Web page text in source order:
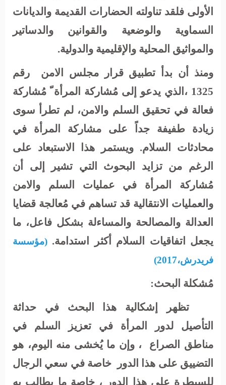
الأولى فلقد تناولته الحضارات القديمة والديانات
السماوية والوضعية والقوانين والدساتير
والمواثيق المحلية والإقليمية والدولية.
ومنذ أن بدأ تطبيق قرار مجلس الامن
رقم
1325 ،الذي يدعو إلى مُشاركة المرأة ّ مُشاركة
فعالة في تحقيق السلم والامن، لم تطرأ سوى
زيادة طفيفة جداً على مشاركة المرأة في
محادثات السلام. ويستمر هذا الاستبعاد على
الرغم من تزايد البحوث التي تشير إلى أن
مُشاركة المرأة في عمليات السلم والامن
والعمليات الانتقالية قد تساهم في مُعالجة قضايا
العدالة والمصالحة والمساءلة بشكل فاعل، ما
يجعل اتفاقيات السلام أكثر استدامة. (مؤسسة
فريدرش،2017)
مُشكلة البحث:
تظهر إشكالية هذا البحث في حداثة
التأصيل لدور المرأة في تعزيز السلم في
مناطق الصراع
، وإن ما يُخشى منه اليوم، هو
التضييق على هذا الدور
خاصة في سعي الرجال
للسيطرة على هذا الدور ، خاصة ما يطالب به